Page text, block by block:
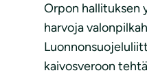
Orpon hallituksen
harvoja
kaivosveroon